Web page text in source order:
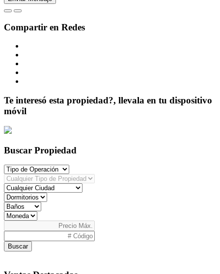
Compartir en Redes
Te interesó esta propiedad?, llevala en tu dispositivo
móvil
Buscar Propiedad
Buscar